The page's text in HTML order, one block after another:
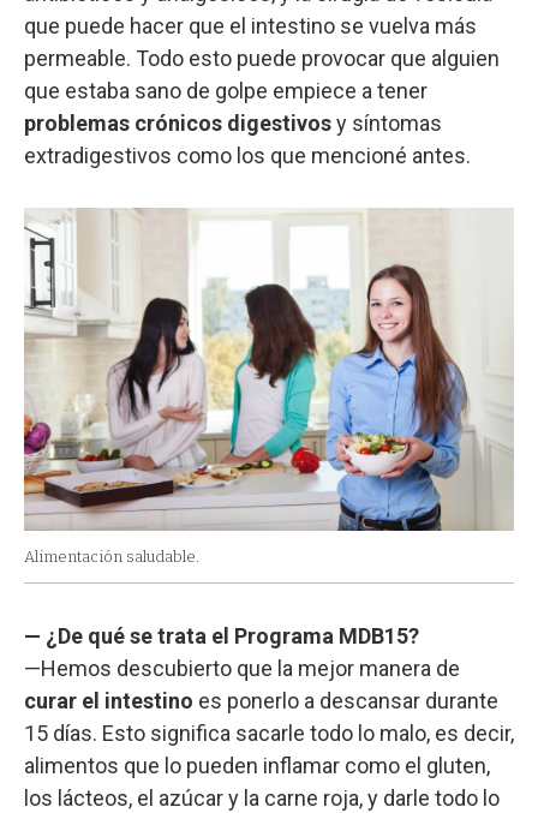
que puede hacer que el intestino se vuelva más
permeable. Todo esto puede provocar que alguien
que estaba sano de golpe empiece a tener
problemas crónicos digestivosy síntomas
extradigestivos como los que mencioné antes.
Alimentación saludable.
— ¿De qué se trata el Programa MDB15?
—Hemos descubierto que la mejor manera de
curar el intestino es ponerlo a descansar durante
15 días. Esto significa sacarle todo lo malo, es decir,
alimentos que lo pueden inflamar como el gluten,
los lácteos, el azúcar y la carne roja, y darle todo lo